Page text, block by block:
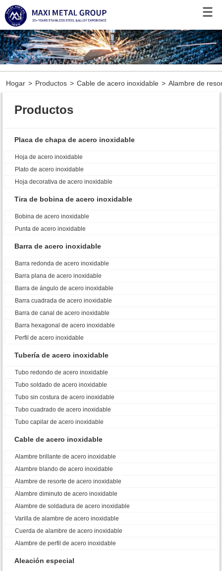
Hogar > Productos > Cable de acero inoxidable > Alambre de
Productos
Placa de chapa de acero inoxidable
Hoja de acero inoxidable
Plato de acero inoxidable
Hoja decorativa de acero inoxidable
Tira de bobina de acero inoxidable
Bobina de acero inoxidable
Punta de acero inoxidable
Barra de acero inoxidable
Barra redonda de acero inoxidable
Barra plana de acero inoxidable
Barra de ángulo de acero inoxidable
Barra cuadrada de acero inoxidable
Barra de canal de acero inoxidable
Barra hexagonal de acero inoxidable
Perfil de acero inoxidable
Tubería de acero inoxidable
Tubo redondo de acero inoxidable
Tubo soldado de acero inoxidable
Tubo sin costura de acero inoxidable
Tubo cuadrado de acero inoxidable
Tubo capilar de acero inoxidable
Cable de acero inoxidable
Alambre brillante de acero inoxidable
Alambre blando de acero inoxidable
Alambre de resorte de acero inoxidable
Alambre diminuto de acero inoxidable
Alambre de soldadura de acero inoxidable
Varilla de alambre de acero inoxidable
Cuerda de alambre de acero inoxidable
Alambre de perfil de acero inoxidable
Aleación especial